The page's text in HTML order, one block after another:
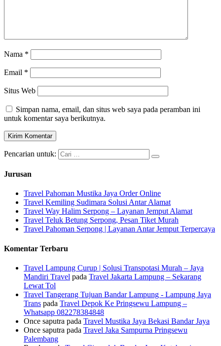
Nama *
Email *
Situs Web
Simpan nama, email, dan situs web saya pada peramban ini
untuk komentar saya berikutnya.
Pencarian untuk:
Jurusan
Travel Pahoman Mustika Jaya Order Online
Travel Kemiling Sudimara Solusi Antar Alamat
Travel Way Halim Serpong – Layanan Jemput Alamat
Travel Teluk Betung Serpong, Pesan Tiket Murah
Travel Pahoman Serpong | Layanan Antar Jemput Terpercaya
Komentar Terbaru
Travel Lampung Curup | Solusi Transpotasi Murah – Jaya
Mandiri Travel pada Travel Jakarta Lampung – Sekarang
Lewat Tol
Travel Tangerang Tujuan Bandar Lampung - Lampung Jaya
Trans pada Travel Depok Ke Pringsewu Lampung –
Whatsapp 082278384848
Once saputra pada Travel Mustika Jaya Bekasi Bandar Jaya
Once saputra pada Travel Jaka Sampurna Pringsewu
Palembang